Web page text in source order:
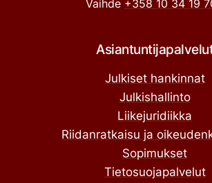
Vaihde +358 10 34 19
Julkiset hankinnat
Julkishallinto
Liikejuridiikka
Riidanratkaisu ja
Sopimukset
Tietosuojapalvelut